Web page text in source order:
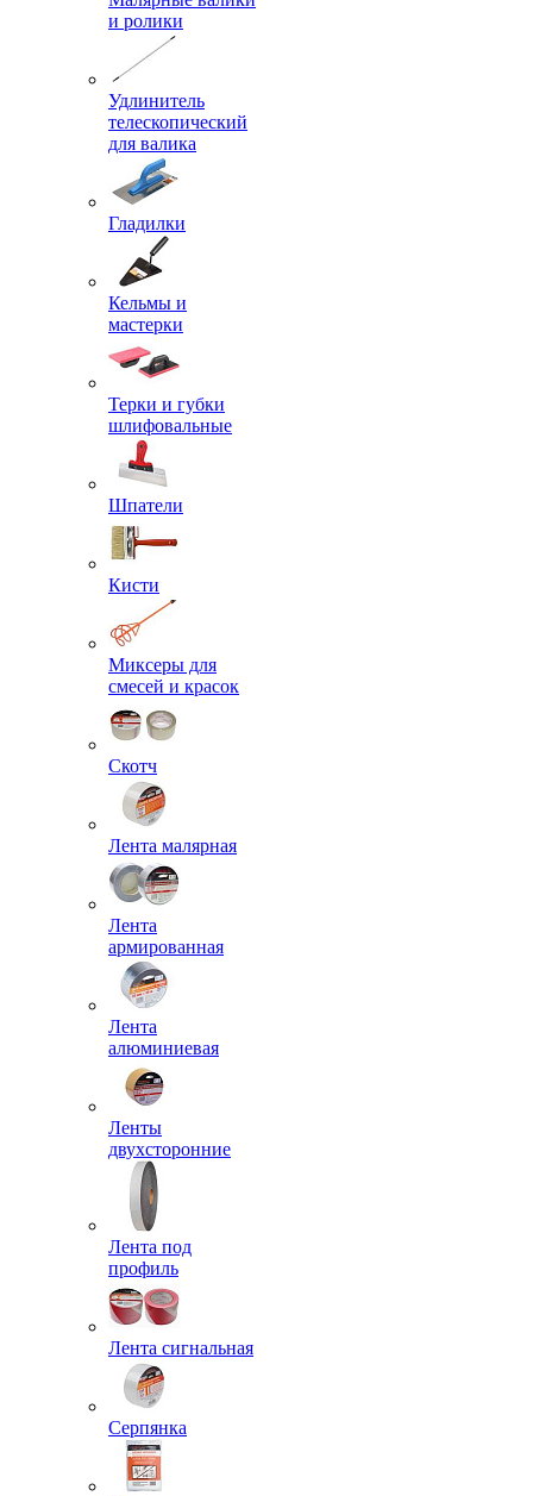
и ролики
Удлинитель
телескопический
для валика
Гладилки
Кельмы и
мастерки
Терки и губки
шлифовальные
Шпатели
Кисти
Миксеры для
смесей и красок
Скотч
Лента малярная
Лента
армированная
Лента
алюминиевая
Ленты
двухсторонние
Лента под
профиль
Лента сигнальная
Серпянка